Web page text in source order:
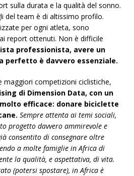
sulla durata e la qualità del sonno.
del team è di altissimo profilo.
per ogni atleta, sono
report ottenuti. Non è difficile
professionista, avere un
perfetto è davvero essenziale.
maggiori competizioni ciclistiche,
di Dimension Data, con un
efficace: donare biciclette
Sempre attenta ai temi sociali,
progetto davvero ammirevole e
consentito di consegnare oltre
a molte famiglie in Africa di
la qualità, e aspettativa, di vita.
(potersi spostare), in Africa è